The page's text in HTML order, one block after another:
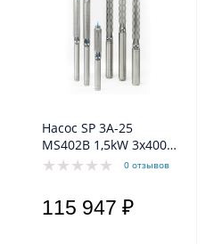
Насос SP 3A-25
MS402B 1,5kW 3x400V
50Hz Grundfos0 отзывов
115 947 ₽